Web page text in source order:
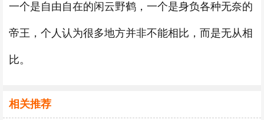
一个是自由自在的闲云野鹤，一个是身负各种无奈的
帝王，个人认为很多地方并非不能相比，而是无从相
比。
相关推荐